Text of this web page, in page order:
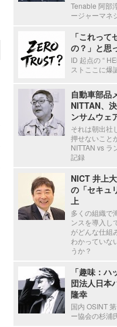
Tenable 阿部
ージャーマネ
「これっ
の？」と思
ID 起点の “
ストここに爆
自動車部品
NITTAN、
ンサムウェ
それは朝出社
押せないこと
NITTAN vs ラ
記録
NICT 井上
の「セキュ
上
多くの組織で
ンスを導入し
がどんな仕組
わかっていな
うか？
「趣味：
団法人日本
隆幸
国内 OSINT
ー協会の杉浦